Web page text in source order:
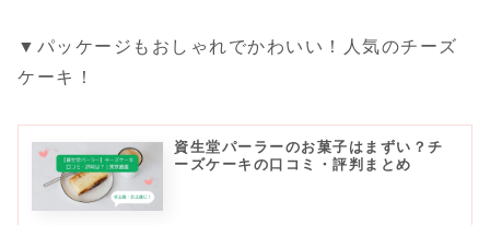
▼パッケージもおしゃれでかわいい！人気のチーズ
ケーキ！
資生堂パーラーのお菓子はまずい？チ
ーズケーキの口コミ・評判まとめ